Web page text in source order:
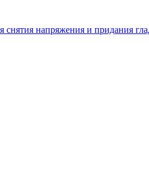
снятия напряжения и придания